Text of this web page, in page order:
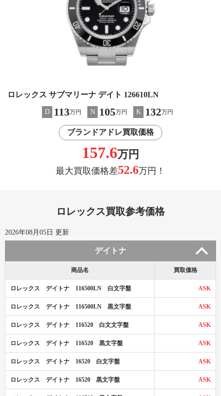
ロレックス サブマリーナ デイト 126610LN
D 113万円 N 105万円 K 132万円
ブランドアドレ買取価格
157.6万円
最大買取価格差52.6万円！
ロレックス買取参考価格
2026年08月05日 更新
デイトナ
商品名 買取価格
ロレックス デイトナ 116500LN 白文字盤 ASK
ロレックス デイトナ 116500LN 黒文字盤 ASK
ロレックス デイトナ 116520 白文文字盤 ASK
ロレックス デイトナ 116520 黒文字盤 ASK
ロレックス デイトナ 16520 白文字盤 ASK
ロレックス デイトナ 16520 黒文字盤 ASK